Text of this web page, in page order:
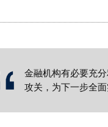
金融机构有必要充
攻关，为下一步全